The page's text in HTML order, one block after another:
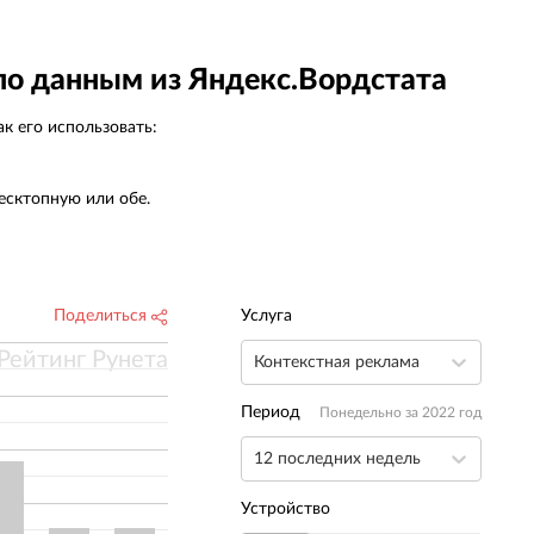
данным из Яндекс.Вордстата
его использовать:
или обе.
Поделиться
Рунета
Услуга
Контекстная реклама
Период Понедельно за 2022 год
12 последних недель
Устройство